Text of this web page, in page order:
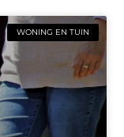
WONING EN TUIN